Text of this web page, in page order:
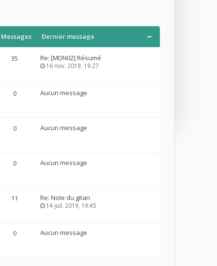
Messages Dernier message
35 Re: [MDN02] Résumé
16 nov. 2019, 19:27
0 Aucun message
0 Aucun message
0 Aucun message
11 Re: Note du gitan
14 juil. 2019, 19:45
0 Aucun message